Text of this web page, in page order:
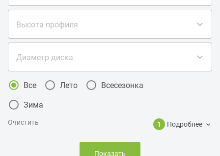
Высота профиля
Диаметр диска
Все Лето Всесезонка
Зима
Очистить 1 Подробнее
Показать